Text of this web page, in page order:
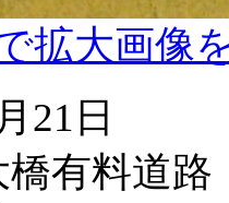
21日
有料道路